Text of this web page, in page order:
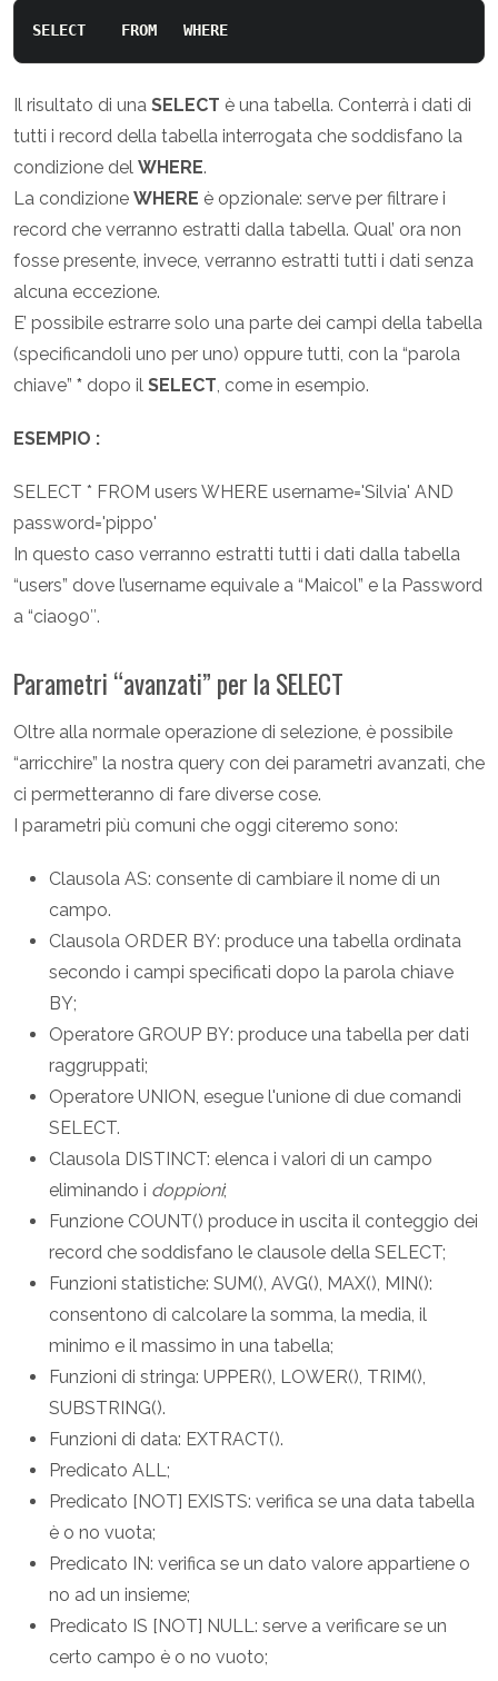
SELECT FROM WHERE
Il risultato di una SELECT è una tabella. Conterrà i dati di
tutti i record della tabella interrogata che soddisfano la
condizione del WHERE.
La condizione WHERE è opzionale: serve per filtrare i
record che verranno estratti dalla tabella. Qual’ ora non
fosse presente, invece, verranno estratti tutti i dati senza
alcuna eccezione.
E’ possibile estrarre solo una parte dei campi della tabella
(specificandoli uno per uno) oppure tutti, con la “parola
chiave” * dopo il SELECT, come in esempio.
ESEMPIO :
SELECT * FROM users WHERE username='Silvia' AND
password='pippo'
In questo caso verranno estratti tutti i dati dalla tabella
“users” dove l’username equivale a “Maicol” e la Password
a “ciao90″.
Parametri “avanzati” per la SELECT
Oltre alla normale operazione di selezione, è possibile
“arricchire” la nostra query con dei parametri avanzati, che
ci permetteranno di fare diverse cose.
I parametri più comuni che oggi citeremo sono:
Clausola AS: consente di cambiare il nome di un
campo.
Clausola ORDER BY: produce una tabella ordinata
secondo i campi specificati dopo la parola chiave
BY;
Operatore GROUP BY: produce una tabella per dati
raggruppati;
Operatore UNION, esegue l'unione di due comandi
SELECT.
Clausola DISTINCT: elenca i valori di un campo
eliminando i doppioni;
Funzione COUNT() produce in uscita il conteggio dei
record che soddisfano le clausole della SELECT;
Funzioni statistiche: SUM(), AVG(), MAX(), MIN():
consentono di calcolare la somma, la media, il
minimo e il massimo in una tabella;
Funzioni di stringa: UPPER(), LOWER(), TRIM(),
SUBSTRING().
Funzioni di data: EXTRACT().
Predicato ALL;
Predicato [NOT] EXISTS: verifica se una data tabella
è o no vuota;
Predicato IN: verifica se un dato valore appartiene o
no ad un insieme;
Predicato IS [NOT] NULL: serve a verificare se un
certo campo è o no vuoto;